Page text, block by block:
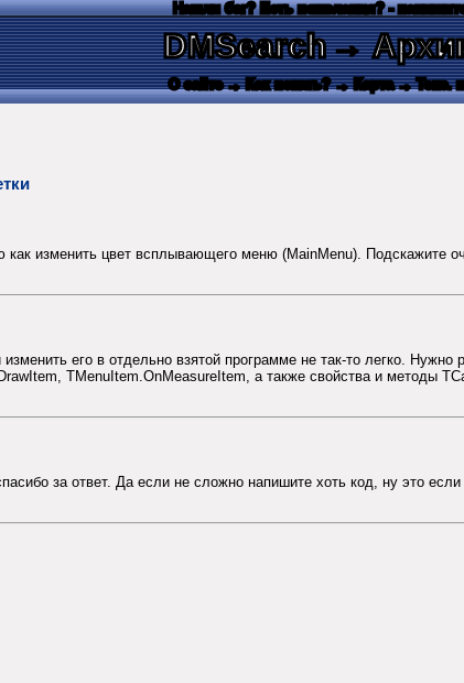
Нашли баг? Есть пожелания? -
DMSearch→
О сайте → Как искать? → Карта → Текс.
изменить цвет всплывающего меню (MainMenu). Подскажите
его в отдельно взятой программе не так-то легко.
TMenuItem.OnMeasureItem, а также свойства и методы
за ответ. Да если не сложно напишите хоть код, ну это